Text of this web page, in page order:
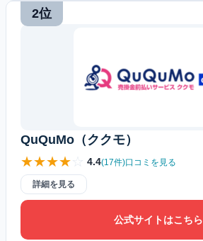
2位
QuQuMo（ククモ）
★★★★☆ 4.4(17件)口コミを見る
詳細を見る
公式サイトはこちら